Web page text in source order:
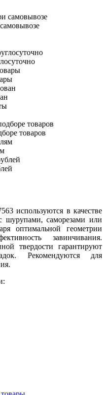
товаров
используются в качестве
шуpупами, сaморезами или
оптимальной геометрии
завинчивания.
твердости гарантируют
Рекомендуются для